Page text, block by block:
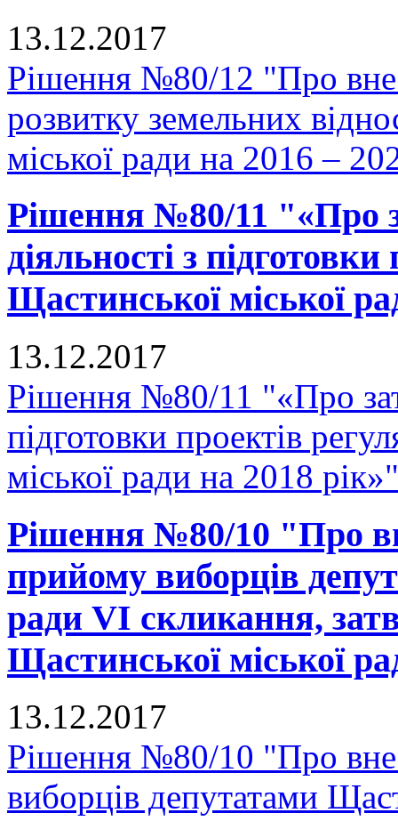
13.12.2017
Рішення №80/12 "Про
розвитку земельних
міської ради на 2016 –
Рішення №80/11 "«Про
діяльності з
Щастинської міської
13.12.2017
Рішення №80/11 "«Про
підготовки проектів
міської ради на 2018 рік»"
Рішення №80/10 "Про
прийому виборців
ради VI скликання,
Щастинської міської
13.12.2017
Рішення №80/10 "Про
виборців депутатами